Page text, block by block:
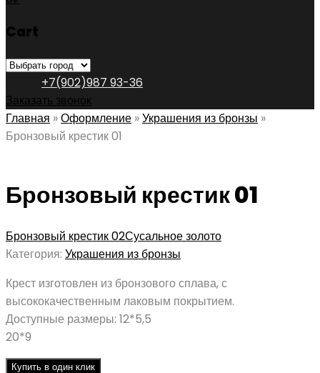
Cart
+7(902)987 93-36
Заказать звонок
Главная »Оформление »Украшения из бронзы »
Бронзовый крестик 01
Бронзовый крестик 01
Бронзовый крестик 02Сусальное золото
Категория: Украшения из бронзы
Крест изготовлен из бронзового сплава, с
высококачественным лаковым покрытием.
Доступные размеры: 12*5,5
20*9
Купить в один клик